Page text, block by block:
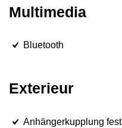
Multimedia
Bluetooth
Exterieur
Anhängerkupplung fest